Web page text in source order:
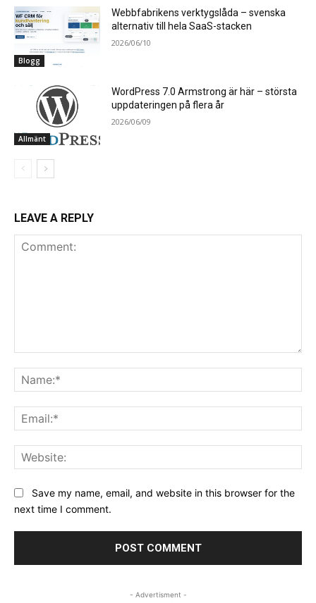
Blogg
Webbfabrikens verktygslåda – svenska
alternativ till hela SaaS-stacken
2026/06/10
Allmänt
WordPress 7.0 Armstrong är här – största
uppdateringen på flera år
2026/06/09
LEAVE A REPLY
Save my name, email, and website in this browser for the
next time I comment.
- Advertisment -